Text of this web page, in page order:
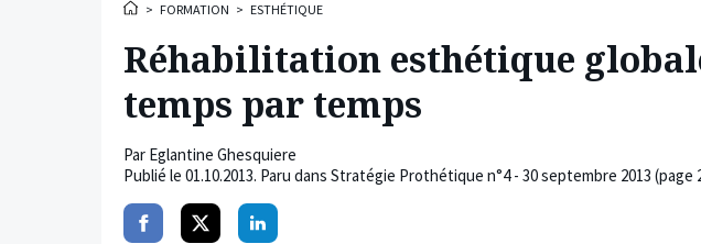
> FORMATION > ESTHÉTIQUE
Réhabilitation esthétique
temps par temps
Par Eglantine Ghesquiere
Publié le 01.10.2013. Paru dans Stratégie Prothétique n°4 - 30 septembre 2013 (page
PartagerPartagerPartager